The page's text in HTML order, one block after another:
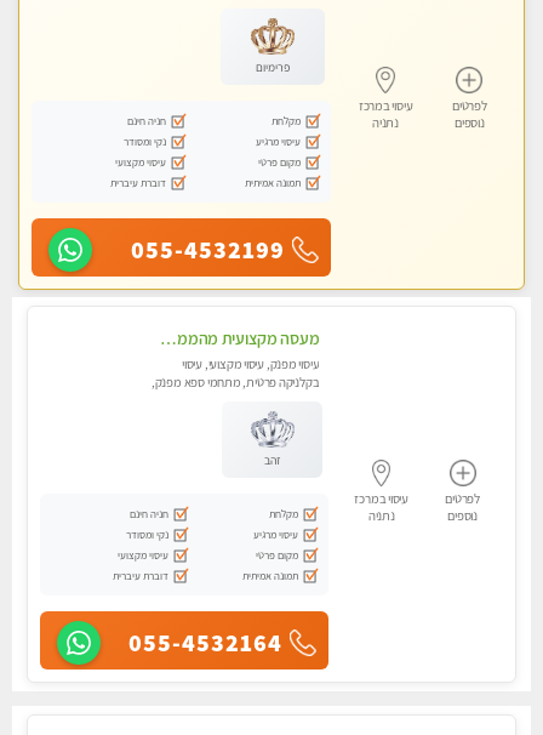
לפרטים
נוספים
עיסוי במרכז
נתניה
פרימיום
מקלחת
חניה חינם
עיסוי מרגיע
נקי ומסודר
מקום פרטי
עיסוי מקצועי
תמונה אמיתית
דוברת עיברית
055-4532199
לפרטים
נוספים
עיסוי במרכז
נתניה
מעסה מקצועית מהממת ובלתי נשכחת !!!! מזמינה למפגש בלתי נשכח !!!
עיסוי מפנק, עיסוי מקצועי, עיסוי
בקלניקה פרטית, מתחמי ספא מפנק,
זהב
מקלחת
חניה חינם
עיסוי מרגיע
נקי ומסודר
מקום פרטי
עיסוי מקצועי
תמונה אמיתית
דוברת עיברית
055-4532164